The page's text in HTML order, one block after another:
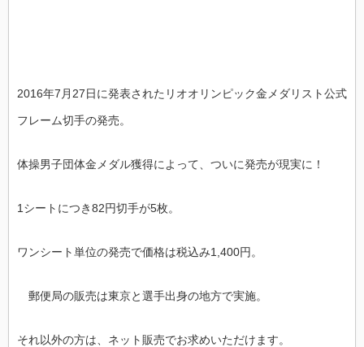
2016年7月27日に発表されたリオオリンピック金メダリスト公式
フレーム切手の発売。
体操男子団体金メダル獲得によって、ついに発売が現実に！
1シートにつき82円切手が5枚。
ワンシート単位の発売で価格は税込み1,400円。
郵便局の販売は東京と選手出身の地方で実施。
それ以外の方は、ネット販売でお求めいただけます。